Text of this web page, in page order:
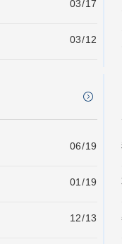
03/17
03/12
06/19
01/19
12/13